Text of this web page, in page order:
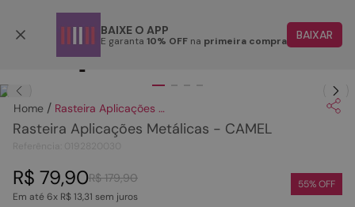
BAIXE O APP
E garanta 10% OFF na primeira compra BAIXAR
Rasteira Aplicações Metálicas - CAMEL
Rasteira Aplicações Metálicas - CAMEL
R$ 179,90
R$ 79,90
Em até6x R$13,31 sem juros
55% OFF
1
2º
tenis
4º
sandalia
5º
bota